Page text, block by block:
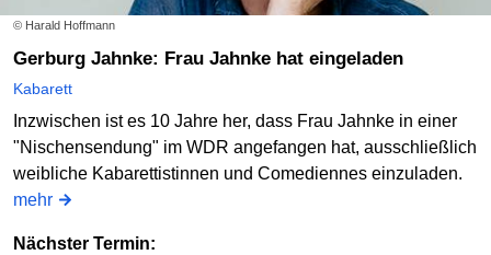
© Harald Hoffmann
Gerburg Jahnke: Frau Jahnke hat eingeladen
Kabarett
Inzwischen ist es 10 Jahre her, dass Frau Jahnke in einer
"Nischensendung" im WDR angefangen hat, ausschließlich
weibliche Kabarettistinnen und Comediennes einzuladen.
mehr
Nächster Termin: